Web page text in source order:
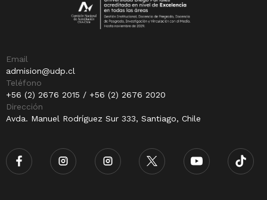
Email
admision@udp.cl
Teléfono
+56 (2) 2676 2015 / +56 (2) 2676 2020
Dirección
Avda. Manuel Rodríguez Sur 333, Santiago, Chile